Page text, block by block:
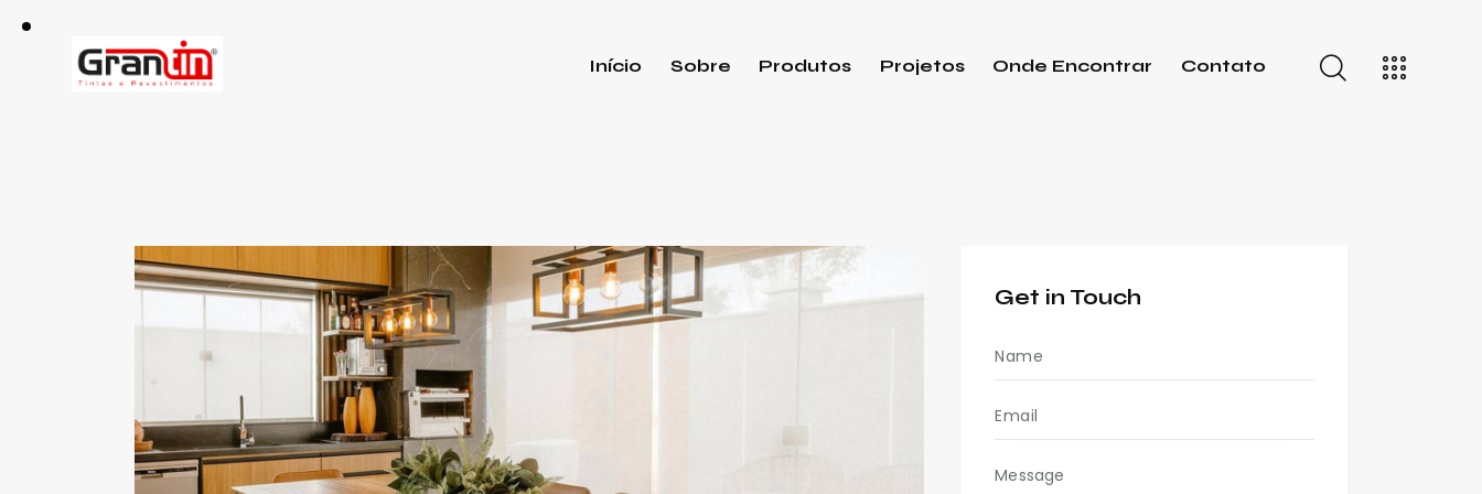
Início Sobre Produtos Projetos Onde Encontrar Contato
Get in Touch